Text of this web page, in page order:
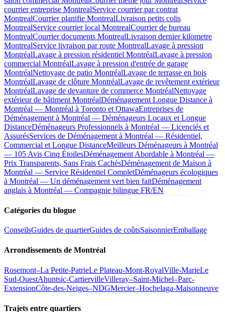
courrier entreprise MontrealService courrier par contrat
MontrealCourrier planifie MontrealLivraison petits colis
MontrealService courrier local MontrealCourrier de bureau
MontrealCourrier documents MontrealLivraison dernier kilometre
MontrealService livraison par route MontrealLavage à pression
MontréalLavage à pression résidentiel MontréalLavage à pression
commercial MontréalLavage à pression d'entrée de garage
MontréalNettoyage de patio MontréalLavage de terrasse en bois
MontréalLavage de clôture MontréalLavage de revêtement extérieur
MontréalLavage de devanture de commerce MontréalNettoyage
extérieur de bâtiment MontréalDéménagement Longue Distance à
Montréal — Montréal à Toronto et OttawaEntreprises de
Déménagement à Montréal — Déménageurs Locaux et Longue
DistanceDéménageurs Professionnels à Montréal — Licenciés et
AssurésServices de Déménagement à Montréal — Résidentiel,
Commercial et Longue DistanceMeilleurs Déménageurs à Montréal
— 105 Avis Cinq ÉtoilesDéménagement Abordable à Montréal —
Prix Transparents, Sans Frais CachésDéménagement de Maison à
Montréal — Service Résidentiel CompletDéménageurs écologiques
à Montréal — Un déménagement vert bien faitDéménagement
anglais à Montréal — Compagnie bilingue FR/EN
Catégories du blogue
ConseilsGuides de quartierGuides de coûtsSaisonnierEmballage
Arrondissements de Montréal
Rosemont–La Petite-PatrieLe Plateau-Mont-RoyalVille-MarieLe
Sud-OuestAhuntsic-CartiervilleVilleray–Saint-Michel–Parc-
ExtensionCôte-des-Neiges–NDGMercier–Hochelaga-Maisonneuve
Trajets entre quartiers